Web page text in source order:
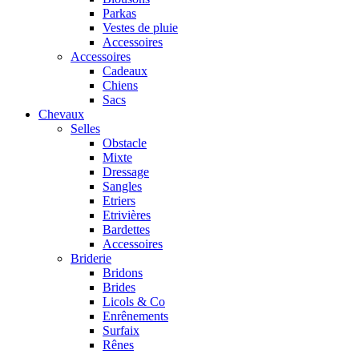
Parkas
Vestes de pluie
Accessoires
Accessoires
Cadeaux
Chiens
Sacs
Chevaux
Selles
Obstacle
Mixte
Dressage
Sangles
Etriers
Etrivières
Bardettes
Accessoires
Briderie
Bridons
Brides
Licols & Co
Enrênements
Surfaix
Rênes